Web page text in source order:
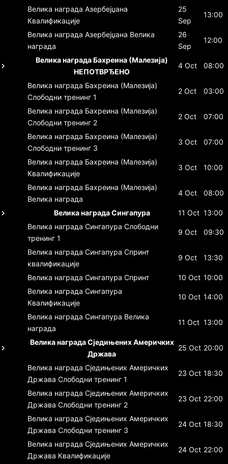
Велика награда Азербејџана
Квалификације
25
Sep
13:00
Велика награда Азербејџана Велика
награда
26
Sep
12:00
Велика награда Бахреина (Малезија)
НЕПОТВРЂЕНО
4 Oct 08:00
Велика награда Бахреина (Малезија)
Слободни тренинг 1
2 Oct 03:00
Велика награда Бахреина (Малезија)
Слободни тренинг 2
2 Oct 07:00
Велика награда Бахреина (Малезија)
Слободни тренинг 3
3 Oct 07:00
Велика награда Бахреина (Малезија)
Квалификације
3 Oct 10:00
Велика награда Бахреина (Малезија)
Велика награда
4 Oct 08:00
Велика награда Сингапура 11 Oct 13:00
Велика награда Сингапура Слободни
тренинг 1
9 Oct 09:30
Велика награда Сингапура Спринт
квалификације
9 Oct 13:30
Велика награда Сингапура Спринт 10 Oct 10:00
Велика награда Сингапура
Квалификације
10 Oct 14:00
Велика награда Сингапура Велика
награда
11 Oct 13:00
Велика награда Сједињених Америчких
Држава
25 Oct 20:00
Велика награда Сједињених Америчких
Држава Слободни тренинг 1
23 Oct 18:30
Велика награда Сједињених Америчких
Држава Слободни тренинг 2
23 Oct 22:00
Велика награда Сједињених Америчких
Држава Слободни тренинг 3
24 Oct 18:30
Велика награда Сједињених Америчких
Држава Квалификације
24 Oct 22:00